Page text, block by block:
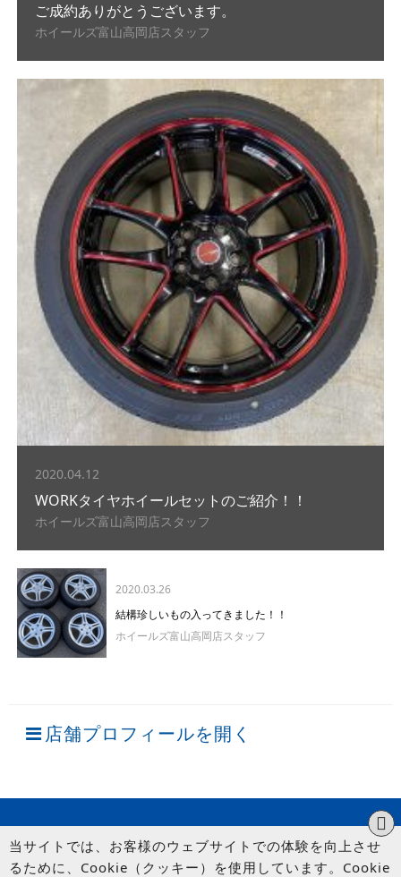
ご成約ありがとうございます。
ホイールズ富山高岡店スタッフ
2020.04.12
WORKタイヤホイールセットのご紹介！！
ホイールズ富山高岡店スタッフ
2020.03.26
結構珍しいもの入ってきました！！
ホイールズ富山高岡店スタッフ
店舗プロフィールを開く
当サイトでは、お客様のウェブサイトでの体験を向上させ
るために、Cookie（クッキー）を使用しています。Cookie